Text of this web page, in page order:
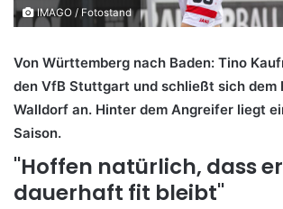
IMAGO / Fotostand
Von Württemberg nach Baden: Tino
den VfB Stuttgart und schließt sich dem
Walldorf an. Hinter dem Angreifer liegt
Saison.
"Hoffen natürlich, dass
dauerhaft fit bleibt"